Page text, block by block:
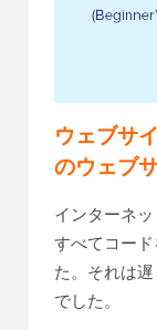
ウェブサ
のウェブ
インターネ
すべてコー
た。それは
でした。